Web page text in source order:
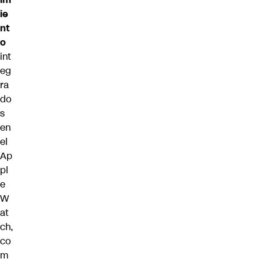
ie
nt
o
int
eg
ra
do
s
en
el
Ap
pl
e
W
at
ch,
co
m